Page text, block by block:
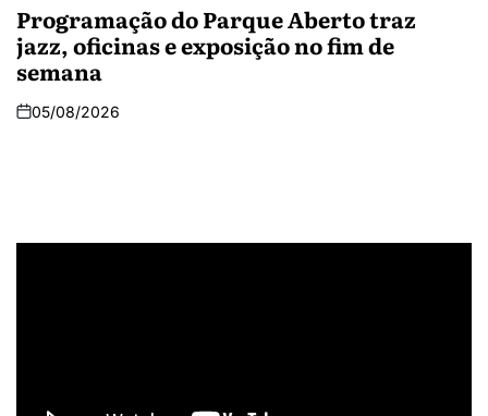
Programação do Parque Aberto traz
jazz, oficinas e exposição no fim de
semana
05/08/2026